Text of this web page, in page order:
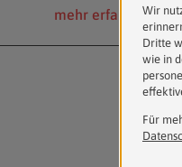
mehr erfahren